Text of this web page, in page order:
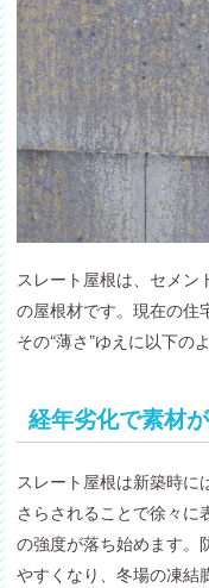
スレート屋根は、セメン
の屋根材です。現在の住
その“薄さ”ゆえに以下の
経年劣化で素材
スレート屋根は新築時に
さらされることで徐々に
の強度が落ち始めます。
やすくなり、冬場の凍結